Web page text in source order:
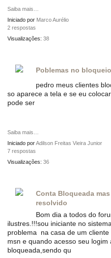
Saiba mais…
Iniciado por Marco Aurélio
2 respostas
Visualizações: 38
Poblemas no bloqueio
pedro meus clientes
so aparece a tela e se eu
pode ser
Saiba mais…
Iniciado porAdilson Freitas Vieira Junior
7 respostas
Visualizações: 36
Conta Bloqueada
resolvido
Bom dia a todos do
ilustres.!!!sou iniciante no
problema na casa de um
msn e quando acesso seu
bloqueada,sendo qu